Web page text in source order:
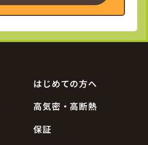
はじめての方へ
高気密・高断熱
保証